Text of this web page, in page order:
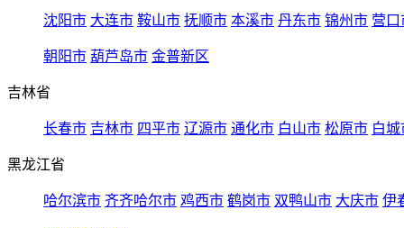
沈阳市 大连市 鞍山市 抚顺市 本溪市 丹东市 锦州市 营口
朝阳市 葫芦岛市 金普新区
吉林省
长春市 吉林市 四平市 辽源市 通化市 白山市 松原市 白城
黑龙江省
哈尔滨市 齐齐哈尔市 鸡西市 鹤岗市 双鸭山市 大庆市 伊